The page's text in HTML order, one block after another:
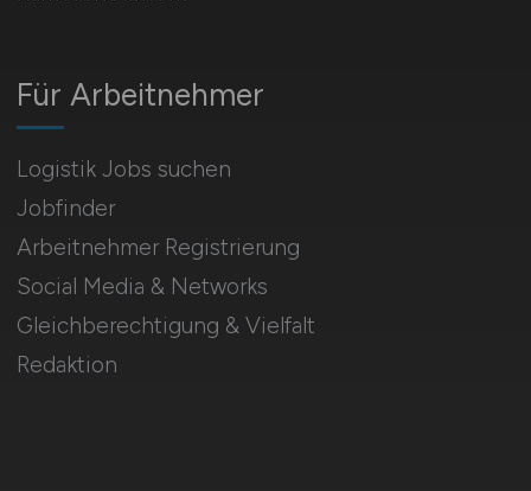
Für Arbeitnehmer
Logistik Jobs suchen
Jobfinder
Arbeitnehmer Registrierung
Social Media & Networks
Gleichberechtigung & Vielfalt
Redaktion